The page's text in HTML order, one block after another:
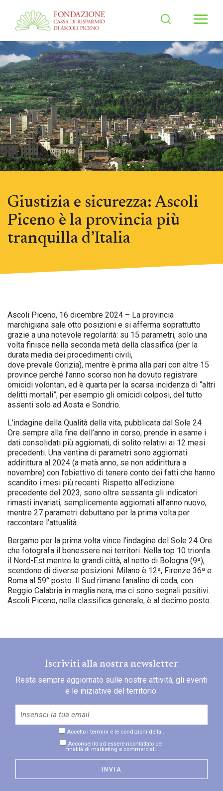
Giustizia e sicurezza: Ascoli
Piceno è la provincia più
tranquilla d’Italia
Ascoli Piceno, 16 dicembre 2024 – La provincia
marchigiana sale otto posizioni e si afferma soprattutto
grazie a una notevole regolarità: su 15 parametri, solo una
volta finisce nella seconda metà della classifica (per la
durata media dei procedimenti civili,
dove prevale Gorizia), mentre è prima alla pari con altre 15
province perché l’anno scorso non ha dovuto registrare
omicidi volontari, ed è quarta per la scarsa incidenza di “altri
delitti mortali”, per esempio gli omicidi colposi, del tutto
assenti solo ad Aosta e Sondrio.
L’indagine della Qualità della vita, pubblicata dal Sole 24
Ore sempre alla fine dell’anno in corso, prende in esame i
dati consolidati più aggiornati, di solito relativi ai 12 mesi
precedenti. Una ventina di parametri sono aggiornati
addirittura al 2024 (a metà anno, se non addirittura a
novembre) con l’obiettivo di tenere conto dei fatti che hanno
scandito i mesi più recenti. Rispetto all’edizione
precedente del 2023, sono oltre sessanta gli indicatori
rimasti invariati, semplicemente aggiornati all’anno nuovo;
mentre 27 parametri debuttano per la prima volta per
raccontare l’attualità.
Bergamo per la prima volta vince l’indagine del Sole 24 Ore
che fotografa il benessere nei territori. Nella top 10 trionfa
il Nord-Est mentre le grandi città, al netto di Bologna (9ª),
scendono di diverse posizioni: Milano è 12ª, Firenze 36ª e
Roma al 59° posto. Il Sud rimane fanalino di coda, con
Reggio Calabria in maglia nera, ma ci sono segnali positivi.
Ascoli Piceno, nella classifica generale, è al decimo posto.
Iscriviti alla nostra newsletter
Resta sempre aggiornato sulle nostre attività, gli eventi
e le iniziative del territorio.
Accetto i termini e le condizioni della .
Acconsento ad essere ricontattato per
finalità di marketing e commerciali.